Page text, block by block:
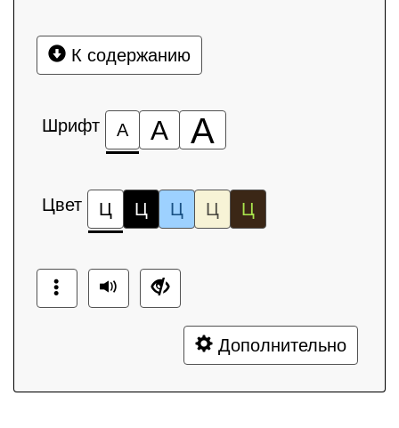
К содержанию
Шрифт А А А
Цвет Ц Ц Ц Ц Ц
Дополнительно